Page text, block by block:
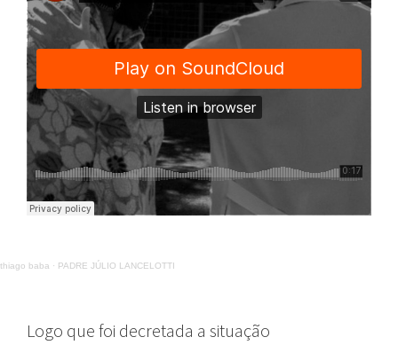
thiago baba · PADRE JÚLIO LANCELOTTI
Logo que foi decretada a situação